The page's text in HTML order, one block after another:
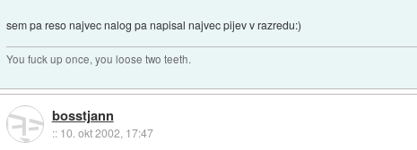
sem pa reso najvec nalog pa napisal najvec pijev v razredu:)
You fuck up once, you loose two teeth.
bosstjann
:: 10. okt 2002, 17:47